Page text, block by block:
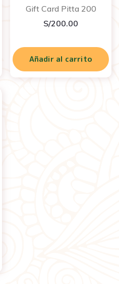
Gift Card Pitta 200
S/200.00
Añadir al carrito